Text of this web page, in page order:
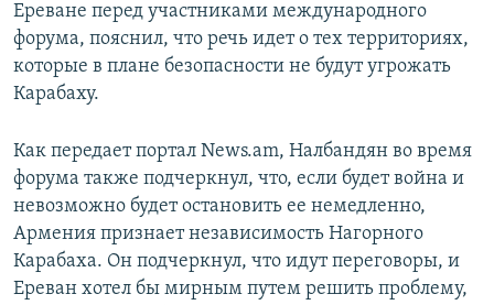
Ереване перед участниками международного
форума, пояснил, что речь идет о тех территориях,
которые в плане безопасности не будут угрожать
Карабаху.
Как передает портал News.am, Налбандян во время
форума также подчеркнул, что, если будет война и
невозможно будет остановить ее немедленно,
Армения признает независимость Нагорного
Карабаха. Он подчеркнул, что идут переговоры, и
Ереван хотел бы мирным путем решить проблему,